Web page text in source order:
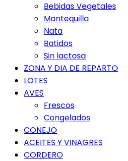
Bebidas Vegetales
Mantequilla
Nata
Batidos
Sin lactosa
ZONA Y DIA DE REPARTO
LOTES
AVES
Frescos
Congelados
CONEJO
ACEITES Y VINAGRES
CORDERO